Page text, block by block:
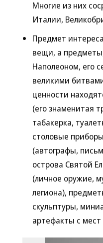
Многие из них
Италии,
Предмет
вещи, а
Наполеоном, его
великими
ценности
(его знаменитая
табакерка,
столовые
(автографы,
острова Святой
(личное оружие,
легиона),
скульптуры,
артефакты с